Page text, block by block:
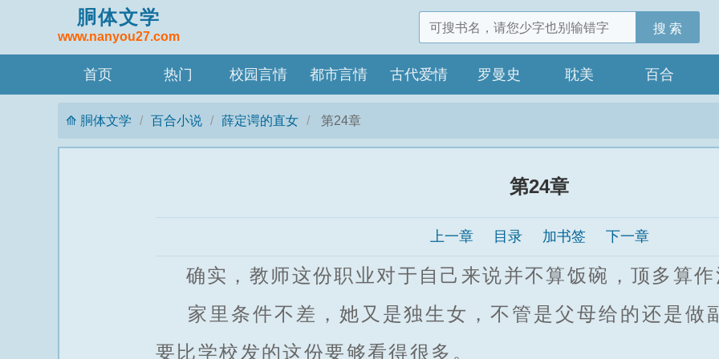
胴体文学
www.nanyou27.com
搜 索
首页 热门 校园言情 都市言情 古代爱情 罗曼史 耽美 百合
胴体文学 百合小说 薛定谔的直女 第24章
第24章
上一章 目录 加书签 下一章
确实，教师这份职业对于自己来说并不算饭碗，顶多算作
家里条件不差，她又是独生女，不管是父母给的还是做
要比学校发的这份要够看得很多。